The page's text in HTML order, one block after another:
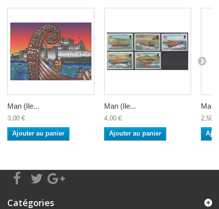
Man (Ile...
3,00 €
Ajouter au panier
Man (Ile...
4,00 €
Ajouter au panier
Man
2,50 €
Catégories